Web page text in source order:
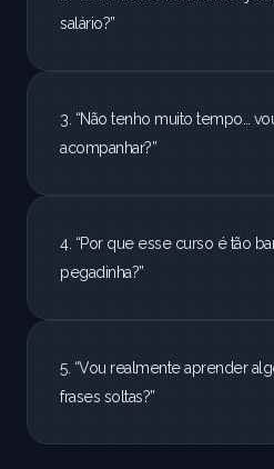
salário?”
3. “Não tenho muito tempo…
acompanhar?”
4. “Por que esse curso é tão
pegadinha?”
5. “Vou realmente aprender
frases soltas?”